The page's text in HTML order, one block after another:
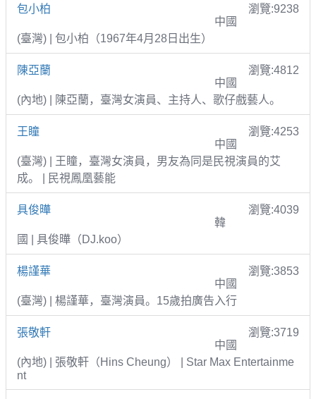
包小柏
瀏覽:9238
中國
(臺灣) | 包小柏（1967年4月28日出生）
陳亞蘭
瀏覽:4812
中國
(內地) | 陳亞蘭，臺灣女演員、主持人、歌仔戲藝人。
王瞳
瀏覽:4253
中國
(臺灣) | 王瞳，臺灣女演員，男友為同是民視演員的艾
成。 | 民視鳳凰藝能
具俊曄
瀏覽:4039
韓
國 | 具俊曄（DJ.koo）
楊謹華
瀏覽:3853
中國
(臺灣) | 楊謹華，臺灣演員。15歲拍廣告入行
張敬軒
瀏覽:3719
中國
(內地) | 張敬軒（Hins Cheung） | Star Max Entertainme
nt